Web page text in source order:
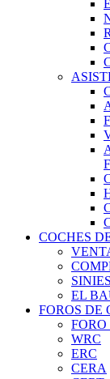
COCHES
EL
FOROS DE
WRC
ERC
CERA